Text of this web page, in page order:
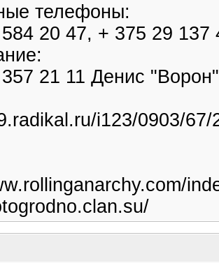
телефоны:
20 47, + 375 29
21 11 Денис "Ворон"
i123/0903/